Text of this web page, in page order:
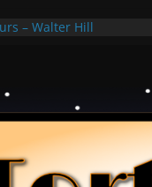
– Walter Hill
au lycée Ridgemont –